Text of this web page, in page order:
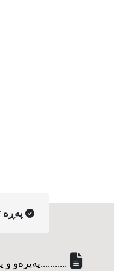
په‌ڕه‌
...........په‌یره‌و و